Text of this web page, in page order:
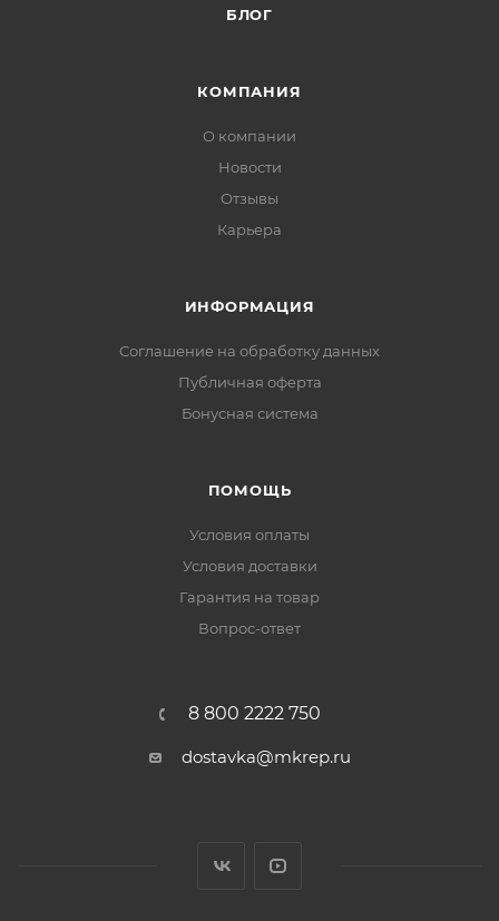
БЛОГ
КОМПАНИЯ
О компании
Новости
Отзывы
Карьера
ИНФОРМАЦИЯ
Соглашение на обработку данных
Публичная оферта
Бонусная система
ПОМОЩЬ
Условия оплаты
Условия доставки
Гарантия на товар
Вопрос-ответ
8 800 2222 750
dostavka@mkrep.ru